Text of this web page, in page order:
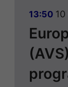
13:50